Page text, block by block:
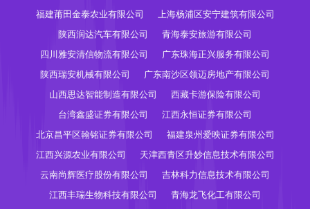
福建莆田金泰农业有限公司
上海杨浦区安宁建筑有限公司
陕西润达汽车有限公司
青海泰安旅游有限公司
四川雅安清信物流有限公司
广东珠海正兴服务有限公司
陕西瑞安机械有限公司
广东南沙区领迈房地产有限公司
山西思达智能制造有限公司
西藏卡游保险有限公司
台湾鑫盛证券有限公司
江西永恒证券有限公司
北京昌平区翰铭证券有限公司
福建泉州爱映证券有限公司
江西兴源农业有限公司
天津西青区升妙信息技术有限公司
云南尚辉医疗股份有限公司
吉林科力信息技术有限公司
江西丰瑞生物科技有限公司
青海龙飞化工有限公司